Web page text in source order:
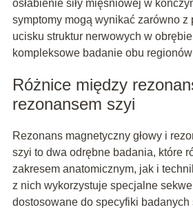
osłabienie siły mięśniowej w
symptomy mogą wynikać zarówno z
ucisku struktur nerwowych w
kompleksowe badanie obu
Różnice między
rezonansem szyi
Rezonans magnetyczny głowy i
szyi to dwa odrębne badania, które
zakresem anatomicznym, jak i
z nich wykorzystuje specjalne
dostosowane do specyfiki badanych